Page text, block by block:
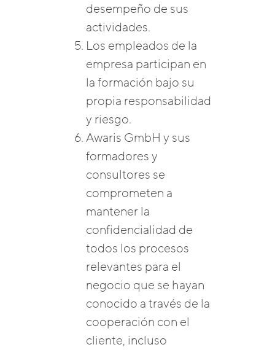
desempeño de sus
actividades.
Los empleados de la
empresa participan en
la formación bajo su
propia responsabilidad
y riesgo.
Awaris GmbH y sus
formadores y
consultores se
comprometen a
mantener la
confidencialidad de
todos los procesos
relevantes para el
negocio que se hayan
conocido a través de la
cooperación con el
cliente, incluso